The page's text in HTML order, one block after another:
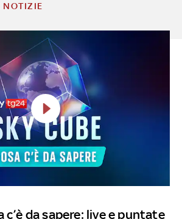
NOTIZIE
c’è da sapere: live e puntate